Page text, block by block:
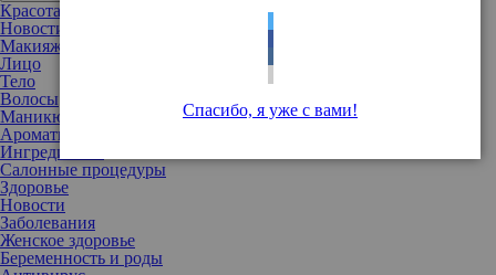
Красота
Новости
Макияж
Лицо
Тело
Волосы
Маникюр
Ароматы
Ингредиенты
Салонные процедуры
Здоровье
Новости
Заболевания
Женское здоровье
Беременность и роды
Спасибо, я уже с вами!